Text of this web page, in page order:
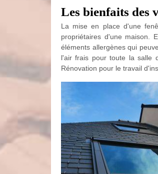
Les bienfaits des
La mise en place d'une
propriétaires d'une maison.
éléments allergènes qui
l'air frais pour toute la salle
Rénovation pour le travail